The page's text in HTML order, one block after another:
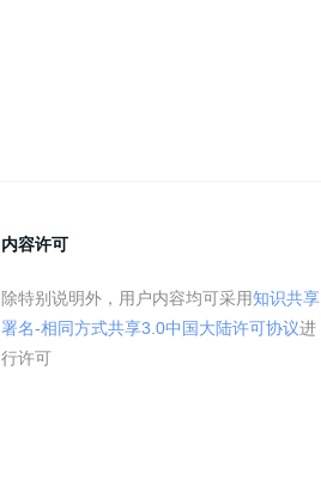
内容许可
除特别说明外，用户内容均可采用知识共享
署名-相同方式共享3.0中国大陆许可协议进
行许可